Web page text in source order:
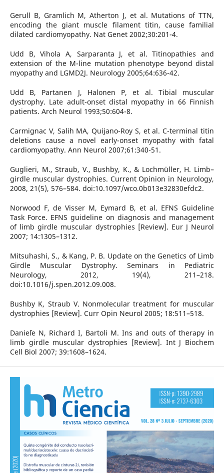
Gerull B, Gramlich M, Atherton J, et al. Mutations of TTN,
encoding the giant muscle filament titin, cause familial
dilated cardiomyopathy. Nat Genet 2002;30:201-4.
Udd B, Vihola A, Sarparanta J, et al. Titinopathies and
extension of the M-line mutation phenotype beyond distal
myopathy and LGMD2J. Neurology 2005;64:636-42.
Udd B, Partanen J, Halonen P, et al. Tibial muscular
dystrophy. Late adult-onset distal myopathy in 66 Finnish
patients. Arch Neurol 1993;50:604-8.
Carmignac V, Salih MA, Quijano-Roy S, et al. C-terminal titin
deletions cause a novel early-onset myopathy with fatal
cardiomyopathy. Ann Neurol 2007;61:340-51.
Guglieri, M., Straub, V., Bushby, K., & Lochmüller, H. Limb–
girdle muscular dystrophies. Current Opinion in Neurology,
2008, 21(5), 576–584. doi:10.1097/wco.0b013e32830efdc2.
Norwood F, de Visser M, Eymard B, et al. EFNS Guideline
Task Force. EFNS guideline on diagnosis and management
of limb girdle muscular dystrophies [Review]. Eur J Neurol
2007; 14:1305–1312.
Mitsuhashi, S., & Kang, P. B. Update on the Genetics of Limb
Girdle Muscular Dystrophy. Seminars in Pediatric
Neurology, 2012, 19(4), 211–218.
doi:10.1016/j.spen.2012.09.008.
Bushby K, Straub V. Nonmolecular treatment for muscular
dystrophies [Review]. Curr Opin Neurol 2005; 18:511–518.
Danie`le N, Richard I, Bartoli M. Ins and outs of therapy in
limb girdle muscular dystrophies [Review]. Int J Biochem
Cell Biol 2007; 39:1608–1624.